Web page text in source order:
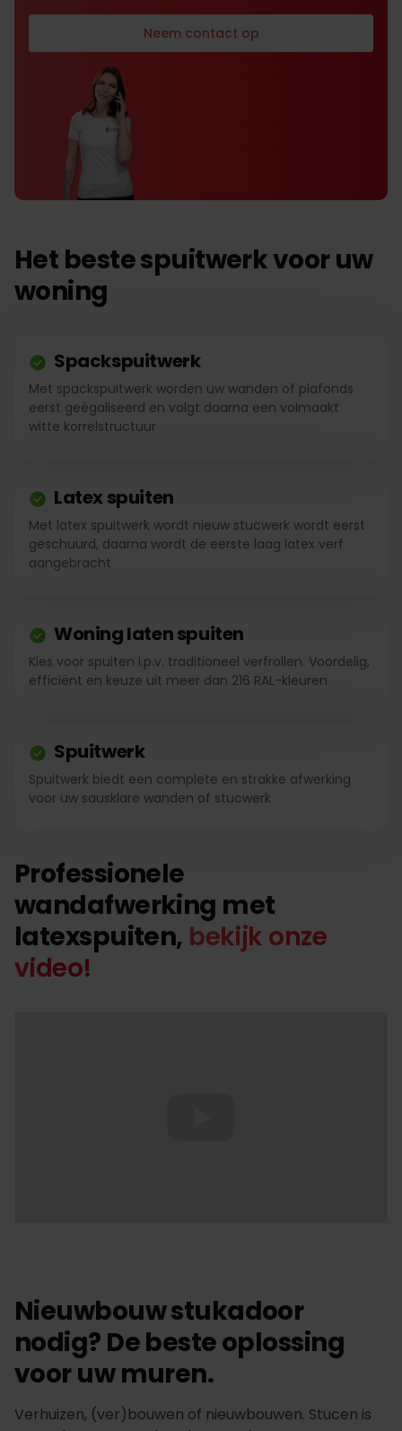
Neem contact op
Het beste spuitwerk voor uw
woning
Spackspuitwerk
Met spackspuitwerk worden uw wanden of plafonds
eerst geëgaliseerd en volgt daarna een volmaakt
witte korrelstructuur
Latex spuiten
Met latex spuitwerk wordt nieuw stucwerk wordt eerst
geschuurd, daarna wordt de eerste laag latex verf
aangebracht
Woning laten spuiten
Kies voor spuiten i.p.v. traditioneel verfrollen. Voordelig,
efficiënt en keuze uit meer dan 216 RAL-kleuren
Spuitwerk
Spuitwerk biedt een complete en strakke afwerking
voor uw sausklare wanden of stucwerk
Professionele
wandafwerking met
latexspuiten, bekijk onze
video!
Nieuwbouw stukadoor
nodig? De beste oplossing
voor uw muren.
Verhuizen, (ver)bouwen of nieuwbouwen. Stucen is